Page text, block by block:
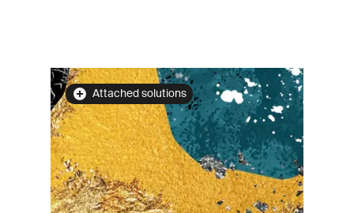
Attached solutions
Imagem